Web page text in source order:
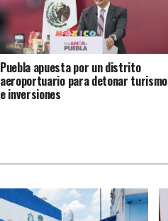
Puebla apuesta por un distrito
aeroportuario para detonar turismo
e inversiones